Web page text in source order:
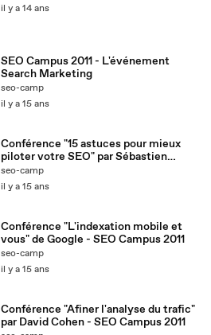
il y a 14 ans
SEO Campus 2011 - L'événement
Search Marketing
seo-camp
il y a 15 ans
Conférence "15 astuces pour mieux
piloter votre SEO" par Sébastien
Monnier - SEO Campus 2011
seo-camp
il y a 15 ans
Conférence "L'indexation mobile et
vous" de Google - SEO Campus 2011
seo-camp
il y a 15 ans
Conférence "Afiner l'analyse du trafic"
par David Cohen - SEO Campus 2011